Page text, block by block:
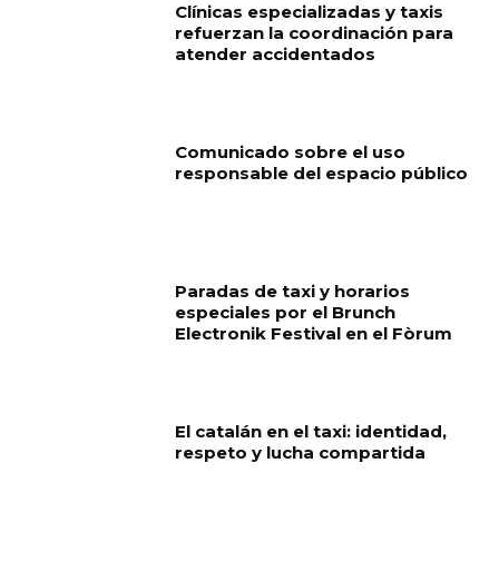
Clínicas especializadas y taxis
refuerzan la coordinación para
atender accidentados
Comunicado sobre el uso
responsable del espacio público
Paradas de taxi y horarios
especiales por el Brunch
Electronik Festival en el Fòrum
El catalán en el taxi: identidad,
respeto y lucha compartida